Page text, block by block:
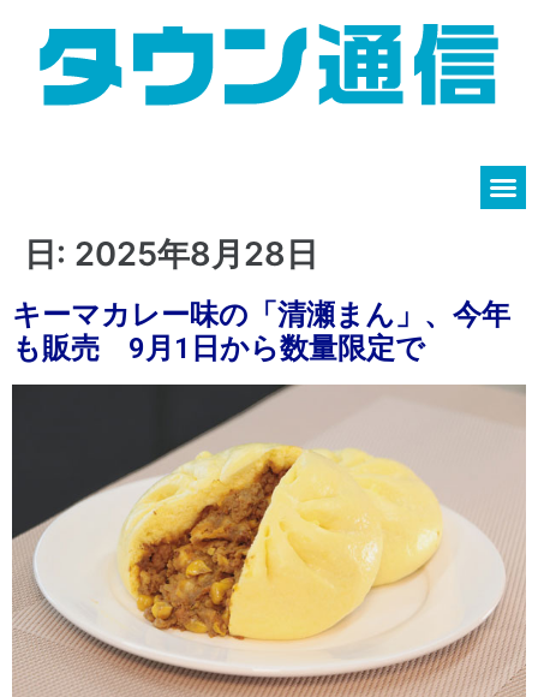
日: 2025年8月28日
キーマカレー味の「清瀬まん」、今年
も販売 9月1日から数量限定で